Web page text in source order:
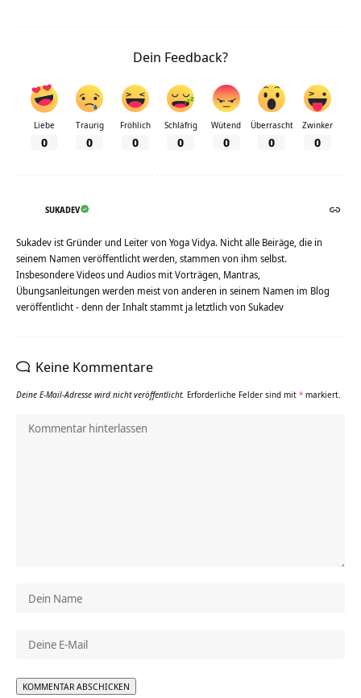
Dein Feedback?
Liebe
0
Traurig
0
Fröhlich
0
Schläfrig
0
Wütend
0
Überrascht
0
Zwinker
0
SUKADEV
Sukadev ist Gründer und Leiter von Yoga Vidya. Nicht alle Beiräge, die in
seinem Namen veröffentlicht werden, stammen von ihm selbst.
Insbesondere Videos und Audios mit Vorträgen, Mantras,
Übungsanleitungen werden meist von anderen in seinem Namen im Blog
veröffentlicht - denn der Inhalt stammt ja letztlich von Sukadev
Keine Kommentare
Deine E-Mail-Adresse wird nicht veröffentlicht. Erforderliche Felder sind mit * markiert.